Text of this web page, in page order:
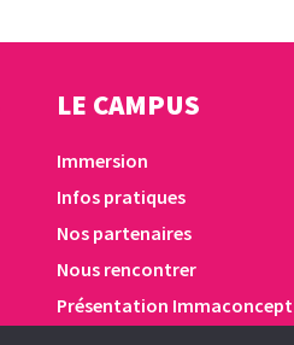
LE CAMPUS
Immersion
Infos pratiques
Nos partenaires
Nous rencontrer
Présentation Immaconcept